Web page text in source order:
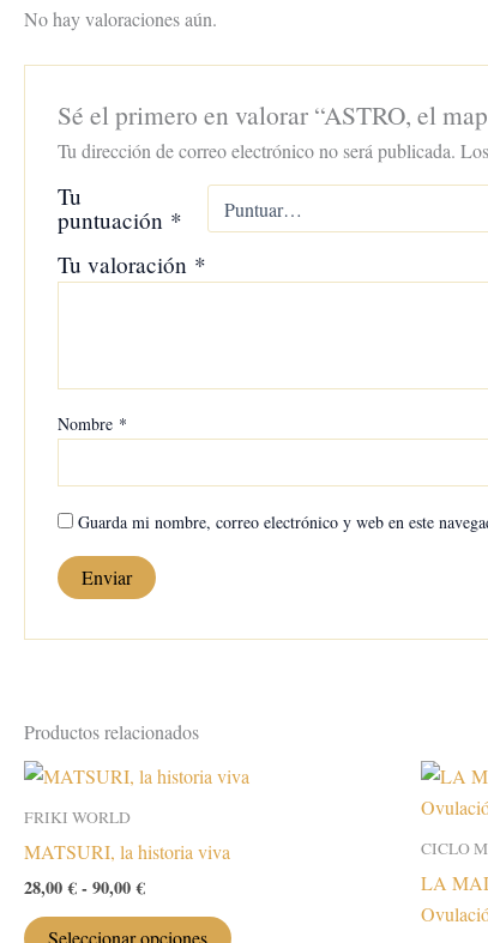
No hay valoraciones aún.
Sé el primero en valorar “ASTRO, el
Tu dirección de correo electrónico no será publicada.
Tu
puntuación *
Tu valoración *
Nombre *
Guarda mi nombre, correo electrónico y web en este
Productos relacionados
FRIKI WORLD
MATSURI, la historia viva
28,00€- 90,00€Rango
precios:
Seleccionar opciones
CICLO
LA